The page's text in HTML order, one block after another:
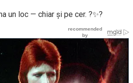
un loc — chiar și pe cer. ?️✨?️